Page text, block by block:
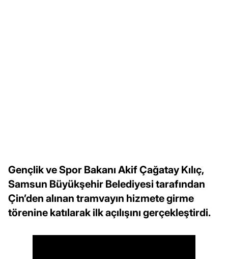
Gençlik ve Spor Bakanı Akif Çağatay Kılıç,
Samsun Büyükşehir Belediyesi tarafından
Çin’den alınan tramvayın hizmete girme
törenine katılarak ilk açılışını gerçekleştirdi.